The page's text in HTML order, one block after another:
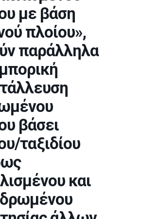
με βάση
πλοίου»,
παράλληλα
βάσει
ταξιδίου
και